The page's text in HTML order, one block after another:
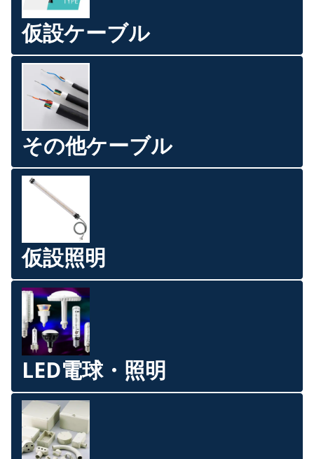
仮設ケーブル
その他ケーブル
仮設照明
LED電球・照明